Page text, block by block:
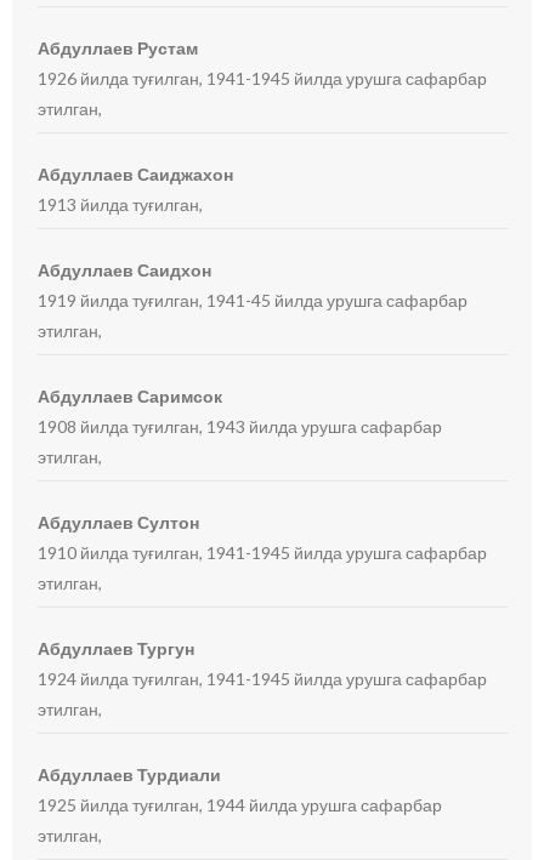
Абдуллаев Рустам
1926 йилда туғилган, 1941-1945 йилда урушга сафарбар
этилган,
Абдуллаев Саиджахон
1913 йилда туғилган,
Абдуллаев Саидхон
1919 йилда туғилган, 1941-45 йилда урушга сафарбар
этилган,
Абдуллаев Саримсок
1908 йилда туғилган, 1943 йилда урушга сафарбар
этилган,
Абдуллаев Султон
1910 йилда туғилган, 1941-1945 йилда урушга сафарбар
этилган,
Абдуллаев Тургун
1924 йилда туғилган, 1941-1945 йилда урушга сафарбар
этилган,
Абдуллаев Турдиали
1925 йилда туғилган, 1944 йилда урушга сафарбар
этилган,